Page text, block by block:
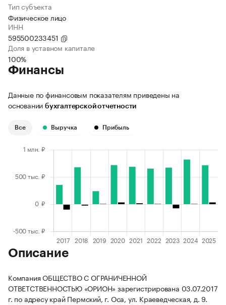
Тип субъекта
Физическое лицо
ИНН
595500233451
Доля в уставном капитале
100%
Финансы
Данные по финансовым показателям приведены на
основании бухгалтерской отчетности
Все Выручка Прибыль
Описание
Компания ОБЩЕСТВО С ОГРАНИЧЕННОЙ
ОТВЕТСТВЕННОСТЬЮ «ОРИОН» зарегистрирована 03.07.2017
г. по адресу край Пермский, г. Оса, ул. Краеведческая, д. 9.